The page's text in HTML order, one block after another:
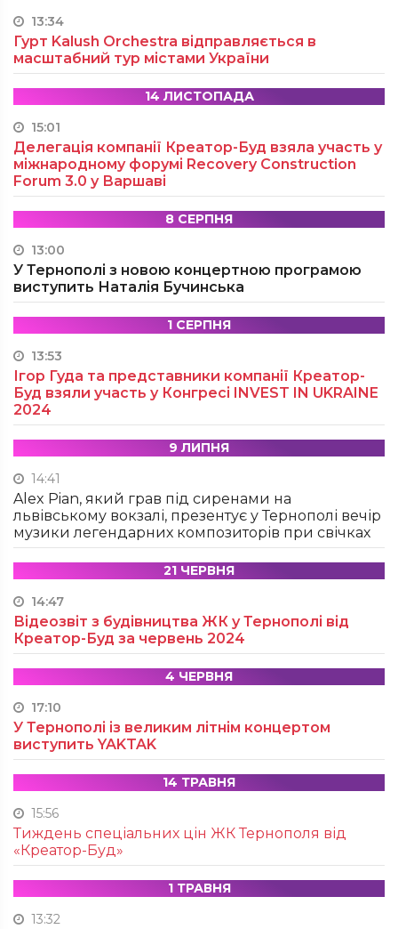
13:34
Гурт Kalush Orchestra відправляється в
масштабний тур містами України
14 ЛИСТОПАДА
15:01
Делегація компанії Креатор-Буд взяла участь у
міжнародному форумі Recovery Construction
Forum 3.0 у Варшаві
8 СЕРПНЯ
13:00
У Тернополі з новою концертною програмою
виступить Наталія Бучинська
1 СЕРПНЯ
13:53
Ігор Гуда та представники компанії Креатор-
Буд взяли участь у Конгресі INVEST IN UKRAINE
2024
9 ЛИПНЯ
14:41
Alex Pian, який грав під сиренами на
львівському вокзалі, презентує у Тернополі вечір
музики легендарних композиторів при свічках
21 ЧЕРВНЯ
14:47
Відеозвіт з будівництва ЖК у Тернополі від
Креатор-Буд за червень 2024
4 ЧЕРВНЯ
17:10
У Тернополі із великим літнім концертом
виступить YAKTAK
14 ТРАВНЯ
15:56
Тиждень спеціальних цін ЖК Тернополя від
«Креатор-Буд»
1 ТРАВНЯ
13:32